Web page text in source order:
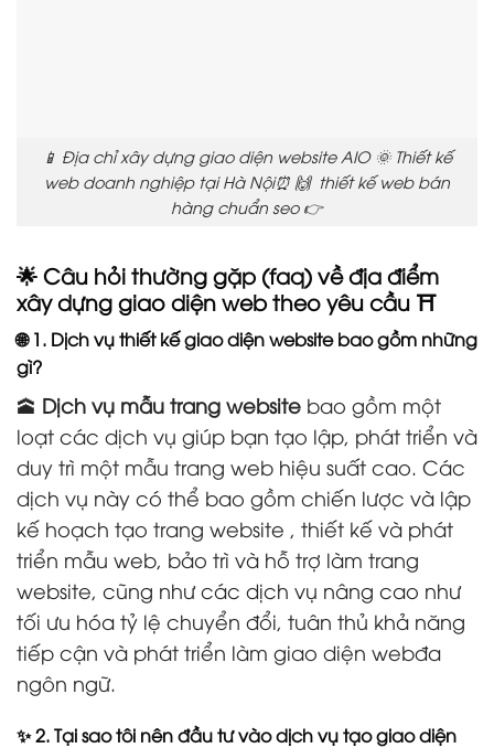
📱 Địa chỉ xây dựng giao diện website AIO 🌞 Thiết kế
web doanh nghiệp tại Hà Nội⏰ 🙌 thiết kế web bán
hàng chuẩn seo 👉
🌟 Câu hỏi thường gặp (faq) về địa điểm
xây dựng giao diện web theo yêu cầu ⛩️
🌐 1. Dịch vụ thiết kế giao diện website bao gồm những
gì?
🕋 Dịch vụ mẫu trang website bao gồm một
loạt các dịch vụ giúp bạn tạo lập, phát triển và
duy trì một mẫu trang web hiệu suất cao. Các
dịch vụ này có thể bao gồm chiến lược và lập
kế hoạch tạo trang website , thiết kế và phát
triển mẫu web, bảo trì và hỗ trợ làm trang
website, cũng như các dịch vụ nâng cao như
tối ưu hóa tỷ lệ chuyển đổi, tuân thủ khả năng
tiếp cận và phát triển làm giao diện webđa
ngôn ngữ.
✨ 2. Tại sao tôi nên đầu tư vào dịch vụ tạo giao diện